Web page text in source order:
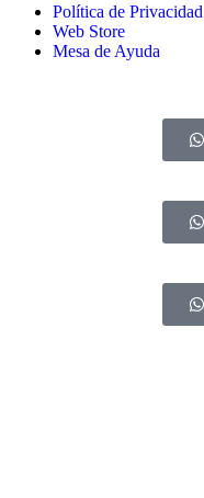
Política de Privacidad
Web Store
Mesa de Ayuda